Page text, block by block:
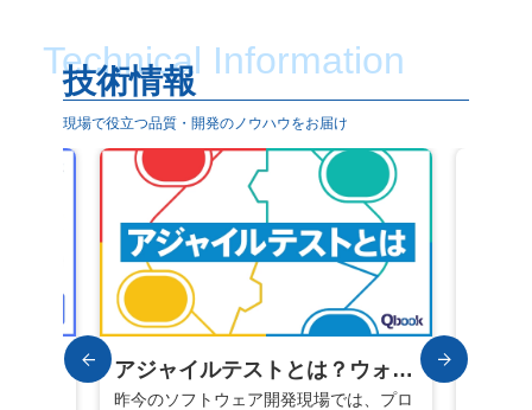
Technical Information
技術情報
現場で役立つ品質・開発のノウハウをお届け
アジャイルテストとは？ウォー
ターフォールテストとの違いや
昨今のソフトウェア開発現場では、プロ